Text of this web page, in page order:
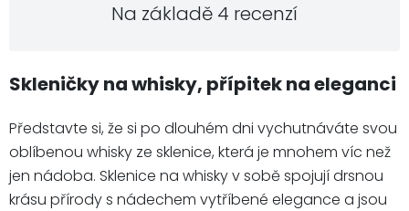
Na základě 4 recenzí
Skleničky na whisky, přípitek na eleganci
Představte si, že si po dlouhém dni vychutnáváte svou
oblíbenou whisky ze sklenice, která je mnohem víc než
jen nádoba. Sklenice na whisky v sobě spojují drsnou
krásu přírody s nádechem vytříbené elegance a jsou